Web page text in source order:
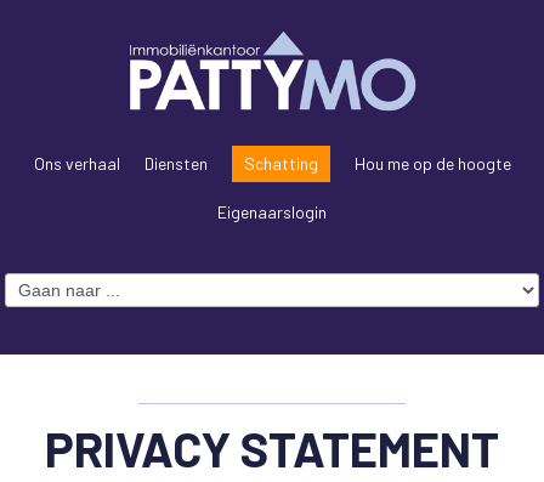
Ons verhaal Diensten Schatting Hou me op de hoogte
Eigenaarslogin
PRIVACY STATEMENT